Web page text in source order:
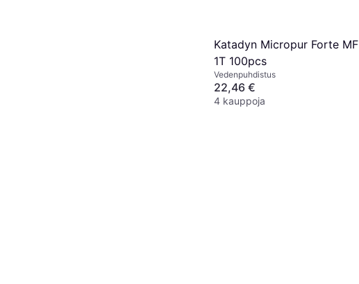
Katadyn Micropur Forte MF
1T 100pcs
Vedenpuhdistus
22,46 €
4 kauppoja